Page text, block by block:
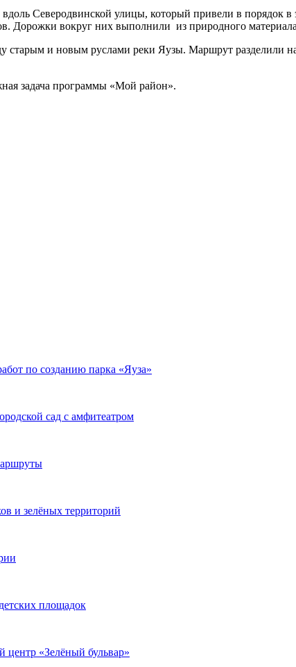
Северодвинской улицы, который привели в порядок
Дорожки вокруг них выполнили из природного
и новым руслами реки Яузы. Маршрут разделили на
задача программы «Мой район».
по созданию парка «Яуза»
сад с амфитеатром
и зелёных территорий
площадок
«Зелёный бульвар»